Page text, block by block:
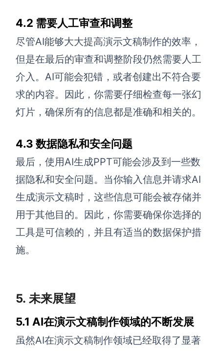
4.2 需要人工审查和调整
尽管AI能够大大提高演示文稿制作的效率，
但是在最后的审查和调整阶段仍然需要人工
介入。AI可能会犯错，或者创建出不符合要
求的内容。因此，你需要仔细检查每一张幻
灯片，确保所有的信息都是准确和相关的。
4.3 数据隐私和安全问题
最后，使用AI生成PPT可能会涉及到一些数
据隐私和安全问题。当你输入信息并请求AI
生成演示文稿时，这些信息可能会被存储并
用于其他目的。因此，你需要确保你选择的
工具是可信赖的，并且有适当的数据保护措
施。
5. 未来展望
5.1 AI在演示文稿制作领域的不断发展
虽然AI在演示文稿制作领域已经取得了显著